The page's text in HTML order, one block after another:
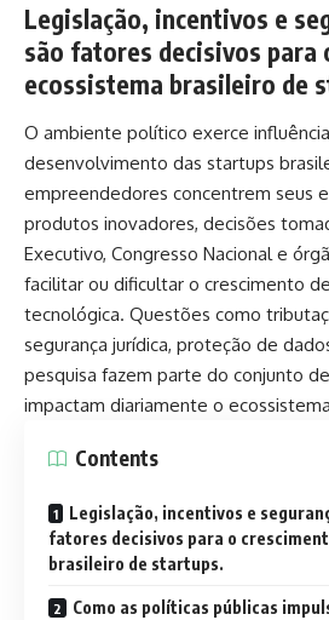
Legislação, incentivos e
são fatores decisivos para
ecossistema brasileiro de
O ambiente político exerce
desenvolvimento das startups
empreendedores concentrem seus
produtos inovadores, decisões
Executivo, Congresso Nacional e
facilitar ou dificultar o crescimento
tecnológica. Questões como
segurança jurídica, proteção de
pesquisa fazem parte do conjunto
impactam diariamente o
Contents
Legislação, incentivos e
fatores decisivos para o
brasileiro de startups.
Como as políticas públicas